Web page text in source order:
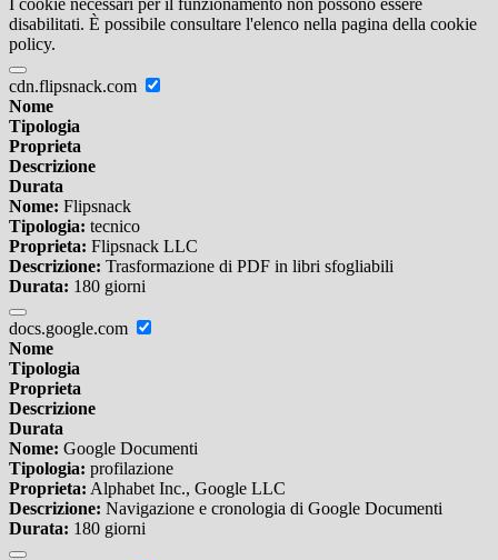
I cookie necessari per il funzionamento non possono essere
disabilitati. È possibile consultare l'elenco nella pagina della cookie
policy.
cdn.flipsnack.com
Nome
Tipologia
Proprieta
Descrizione
Durata
Nome: Flipsnack
Tipologia: tecnico
Proprieta: Flipsnack LLC
Descrizione: Trasformazione di PDF in libri sfogliabili
Durata: 180 giorni
docs.google.com
Nome
Tipologia
Proprieta
Descrizione
Durata
Nome: Google Documenti
Tipologia: profilazione
Proprieta: Alphabet Inc., Google LLC
Descrizione: Navigazione e cronologia di Google Documenti
Durata: 180 giorni